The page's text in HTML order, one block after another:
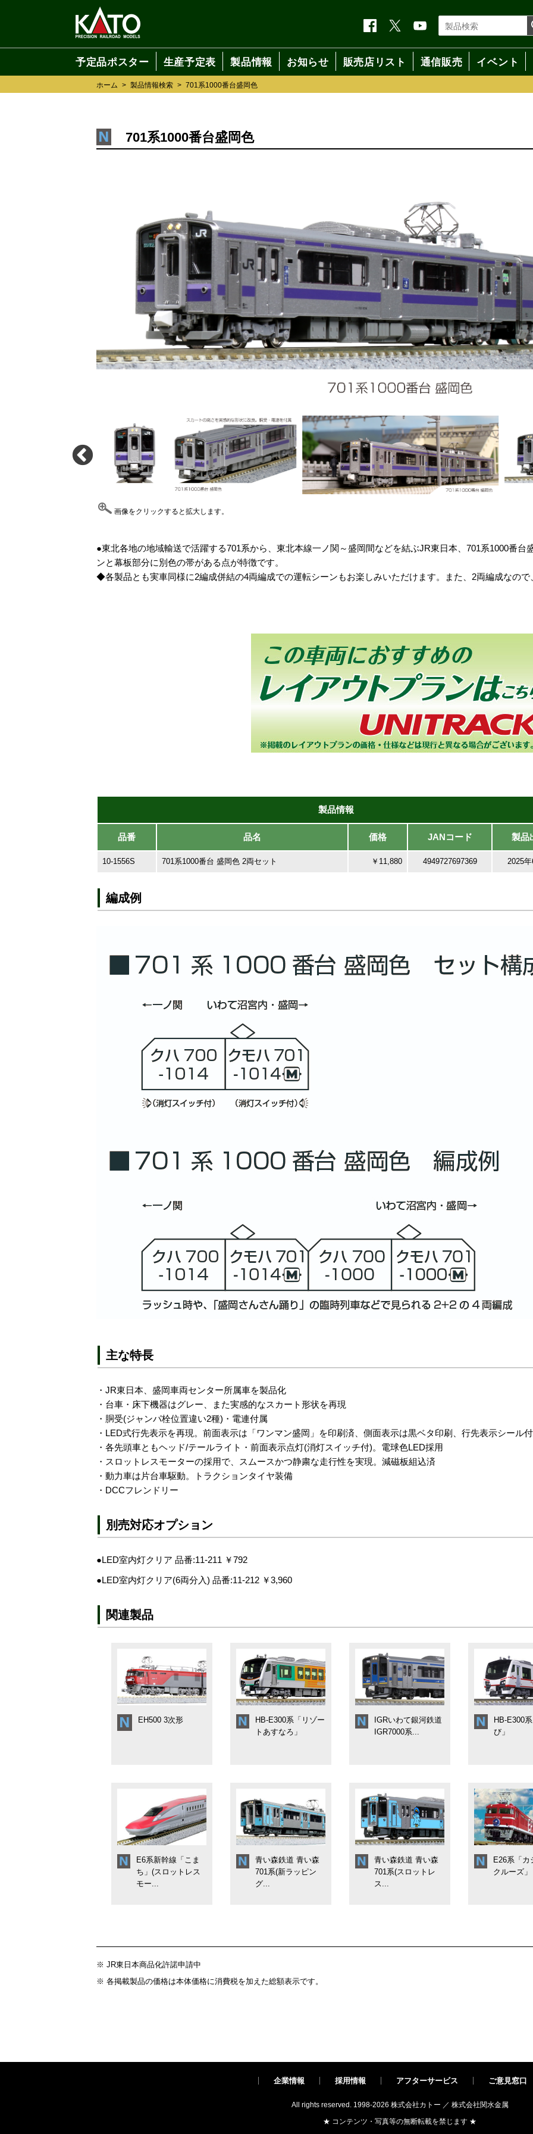
予定品ポスター 生産予定表 製品情報 お知らせ 販売店リスト 通信販売 イベント
ホーム > 製品情報検索 > 701系1000番台盛岡色
701系1000番台盛岡色
画像をクリックすると拡大します。
●東北各地の地域輸送で活躍する701系から、東北本線一ノ関～盛岡間などを結ぶJR東日本、701系1000番台
ンと幕板部分に別色の帯がある点が特徴です。
◆各製品とも実車同様に2編成併結の4両編成での運転シーンもお楽しみいただけます。また、2両編成なの
製品情報
品番 品名 価格 JANコード 製品
10-1556S 701系1000番台 盛岡色 2両セット ￥11,880 4949727697369 2025
編成例
主な特長
・JR東日本、盛岡車両センター所属車を製品化
・台車・床下機器はグレー、また実感的なスカート形状を再現
・胴受(ジャンパ栓位置違い2種)・電連付属
・LED式行先表示を再現。前面表示は「ワンマン盛岡」を印刷済、側面表示は黒ベタ印刷、行先表示シール
・各先頭車ともヘッド/テールライト・前面表示点灯(消灯スイッチ付)。電球色LED採用
・スロットレスモーターの採用で、スムースかつ静粛な走行性を実現。減磁板組込済
・動力車は片台車駆動。トラクションタイヤ装備
・DCCフレンドリー
別売対応オプション
●LED室内灯クリア 品番:11-211 ￥792
●LED室内灯クリア(6両分入) 品番:11-212 ￥3,960
関連製品
EH500 3次形
HB-E300系「リゾー
トあすなろ」
IGRいわて銀河鉄道
IGR7000系...
HB-E300
び」
E6系新幹線「こま
ち」(スロットレス
モー...
青い森鉄道 青い森
701系(新ラッピン
グ...
青い森鉄道 青い森
701系(スロットレ
ス...
E26系「カ
クルーズ」
※ JR東日本商品化許諾申請中
※ 各掲載製品の価格は本体価格に消費税を加えた総額表示です。
企業情報 採用情報 アフターサービス ご意見窓口
All rights reserved. 1998-2026 株式会社カトー ／ 株式会社関水金属
★ コンテンツ・写真等の無断転載を禁じます ★